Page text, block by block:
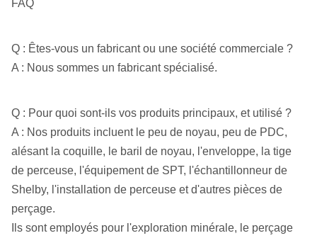
FAQ
Q : Êtes-vous un fabricant ou une société commerciale ?
A : Nous sommes un fabricant spécialisé.
Q : Pour quoi sont-ils vos produits principaux, et utilisé ?
A : Nos produits incluent le peu de noyau, peu de PDC,
alésant la coquille, le baril de noyau, l'enveloppe, la tige
de perceuse, l'équipement de SPT, l'échantillonneur de
Shelby, l'installation de perceuse et d'autres pièces de
perçage.
Ils sont employés pour l'exploration minérale, le perçage